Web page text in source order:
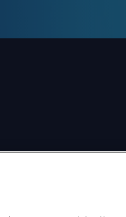
em não copiar ou
ou conteúdo de